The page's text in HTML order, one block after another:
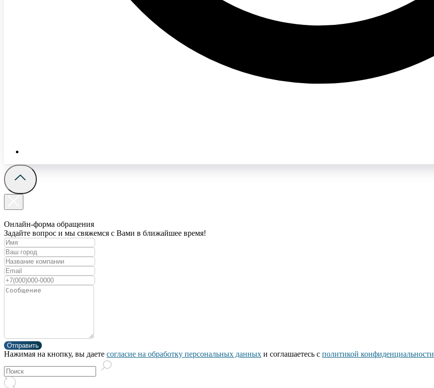
Онлайн-форма обращения
Задайте вопрос и мы свяжемся с Вами в ближайшее время!
Отправить
Нажимая на кнопку, вы даете согласие на обработку персональных данных и соглашаетесь c политикой конфиденциальности